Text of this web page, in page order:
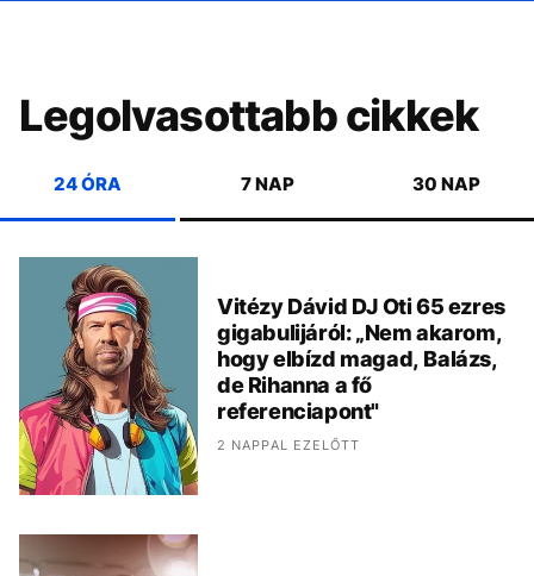
Legolvasottabb cikkek
24 ÓRA 7 NAP 30 NAP
Vitézy Dávid DJ Oti 65 ezres
gigabulijáról: „Nem akarom,
hogy elbízd magad, Balázs,
de Rihanna a fő
referenciapont"
2 NAPPAL EZELŐTT